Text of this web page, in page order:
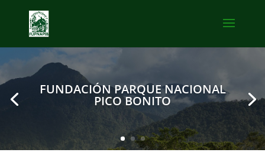
FUNDACIÓN PARQUE NACIONAL
PICO BONITO